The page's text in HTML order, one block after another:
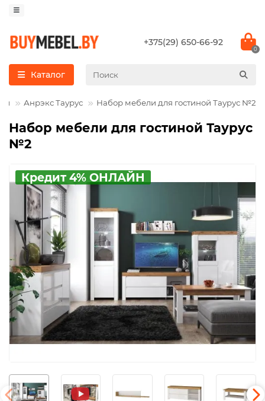
+375(29) 650-66-92
0
Каталог
Анрэкс Таурус Набор мебели для гостиной Таурус №2
Набор мебели для гостиной Таурус
№2
Кредит 4% ОНЛАЙН